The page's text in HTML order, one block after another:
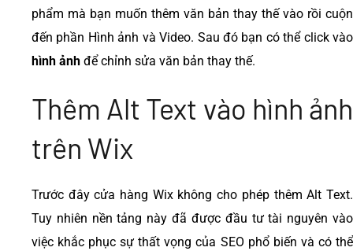
phẩm mà bạn muốn thêm văn bản thay thế vào rồi cuộn
đến phần Hình ảnh và Video. Sau đó bạn có thể click vào
hình ảnh để chỉnh sửa văn bản thay thế.
Thêm Alt Text vào hình ảnh
trên Wix
Trước đây cửa hàng Wix không cho phép thêm Alt Text.
Tuy nhiên nền tảng này đã được đầu tư tài nguyên vào
việc khắc phục sự thất vọng của SEO phổ biến và có thể